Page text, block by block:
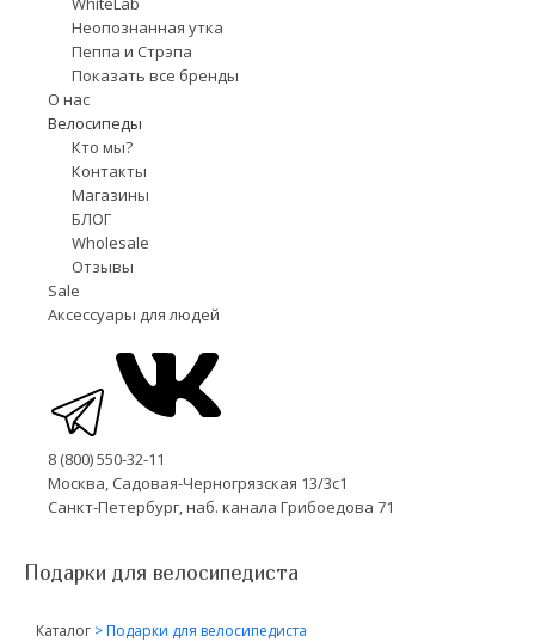
Неопознанная утка
Пеппа и Стрэпа
Показать все бренды
О нас
Велосипеды
Кто мы?
Контакты
Магазины
БЛОГ
Wholesale
Отзывы
Sale
Аксессуары для людей
8 (800) 550-32-11
Москва, Садовая-Черногрязская 13/3с1
Санкт-Петербург, наб. канала Грибоедова 71
Подарки для велосипедиста
Каталог >Подарки для велосипедиста